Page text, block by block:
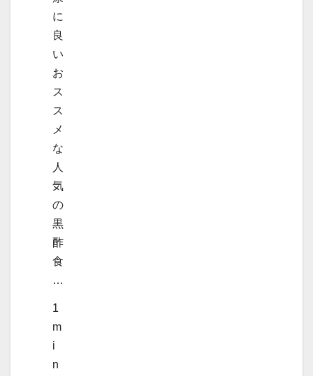
に
良
い
お
ス
ス
メ
な
人
気
の
黒
酢
食
…
1
m
i
n